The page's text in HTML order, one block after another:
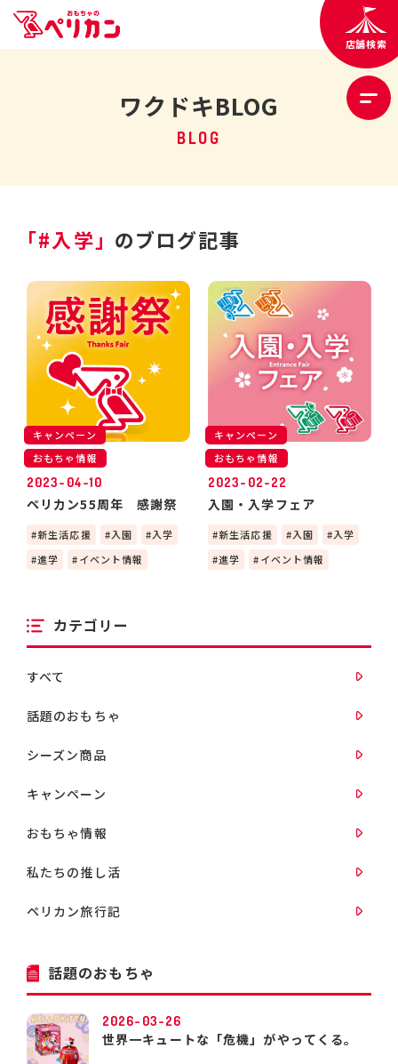
店舗検索
ワクドキBLOG
BLOG
「#入学」 のブログ記事
キャンペーン
おもちゃ情報
2023-04-10
ペリカン55周年 感謝祭
新生活応援 入園
入学
進学
イベント情報
キャンペーン
おもちゃ情報
2023-02-22
入園・入学フェア
新生活応援 入園
入学
進学
イベント情報
カテゴリー
すべて
話題のおもちゃ
シーズン商品
キャンペーン
おもちゃ情報
私たちの推し活
ペリカン旅行記
話題のおもちゃ
2026-03-26
世界一キュートな「危機」がやってくる。